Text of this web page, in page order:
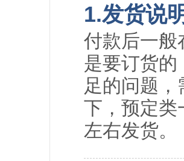
1.发货说
付款后一般
是要订货的
足的问题
下，预定类
左右发货。